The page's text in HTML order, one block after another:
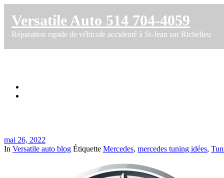
Versatile Auto 514 704-4059
Réparation rapide de véhicule accidenté à St-Jean sur Richelieu
mai 26, 2022
In Versatile auto blog Étiquette Mercedes, mercedes tuning idées,